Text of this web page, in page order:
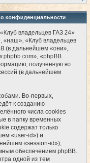
о
с
конфиденциальности
владельцев ГАЗ 24»
«наш», «Клуб владельцев
(в дальнейшем «они»,
«phpBB
полученную во
(в дальнейшем
Во-первых,
к созданию
числа cookies
в папку временных
содержат только
«user-id») и
«session-id»),
обеспечением phpBB.
одной из тем